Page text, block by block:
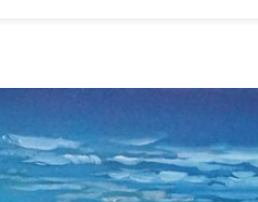
법인 고객
작가공모
작품선택
테마별